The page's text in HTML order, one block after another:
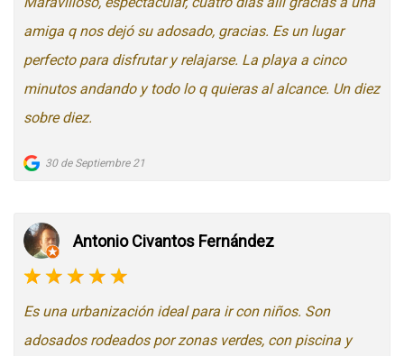
amiga q nos dejó su adosado, gracias. Es un lugar
perfecto para disfrutar y relajarse. La playa a cinco
minutos andando y todo lo q quieras al alcance. Un diez
sobre diez.
30 de Septiembre 21
Antonio Civantos Fernández
Es una urbanización ideal para ir con niños. Son
adosados rodeados por zonas verdes, con piscina y